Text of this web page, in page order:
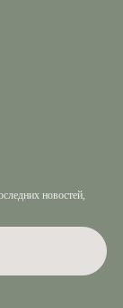
новостей,